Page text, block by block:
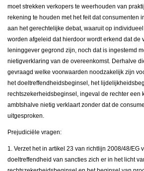
moet strekken verkopers te weerhouden van
rekening te houden met het feit dat consumenten
aan het gerechtelijke debat, waaruit op
worden afgeleid dat hierdoor wordt erkend dat de
leninggever gegrond zijn, noch dat is ingestemd
nietigverklaring van de overeenkomst. Derhalve
gevraagd welke voorwaarden noodzakelijk zijn
het doeltreffendheidsbeginsel, het
rechtszekerheidsbeginsel, ingeval de rechter een
ambtshalve nietig verklaart zonder dat de
uitgesproken.
Prejudiciële vragen:
1. Verzet het in artikel 23 van richtlijn 2008/48/EG
doeltreffendheid van sancties zich er in het licht